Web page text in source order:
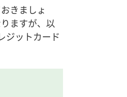
きましょ
ますが、以
ジットカード